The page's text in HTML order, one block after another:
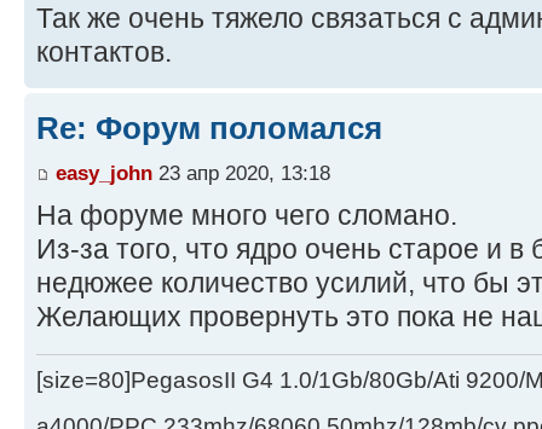
Так же очень тяжело связаться с
контактов.
Re: Форум поломался
easy_john 23 апр 2020, 13:18
На форуме много чего сломано.
Из-за того, что ядро очень старое и в
недюжее количество усилий, что бы
Желающих провернуть это пока не
[size=80]PegasosII G4 1.0/1Gb/80Gb/Ati 9200/